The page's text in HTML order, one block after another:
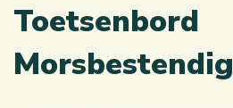
Toetsenbord
Morsbestendig